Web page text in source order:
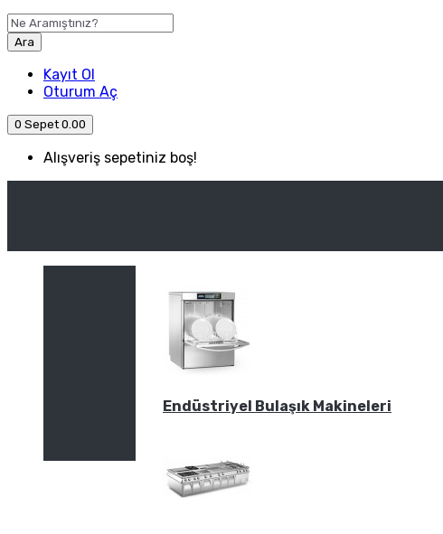
Ara
Kayıt Ol
Oturum Aç
0 Sepet 0.00
Alışveriş sepetiniz boş!
Kategori
Endüstriyel Bulaşık Makineleri